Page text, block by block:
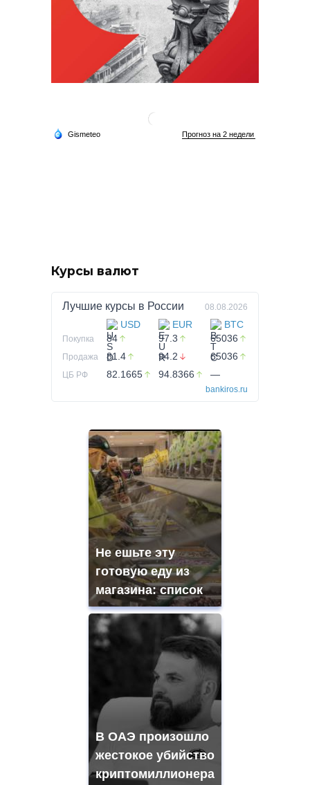
Курсы валют
Лучшие курсы в России 08.08.2026
USD EUR BTC
Покупка 84 97.3 65036
Продажа 81.4 94.2 65036
ЦБ РФ 82.1665 94.8366 —
bankiros.ru
Не ешьте эту
готовую еду из
магазина: список
В ОАЭ произошло
жестокое убийство
криптомиллионера